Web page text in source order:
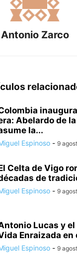
Antonio Zarco
Abelardo de
la...
Espinoso - 9
Celta de Vigo
de
Espinoso - 9
Lucas y el
Enraizada en
Espinoso - 9